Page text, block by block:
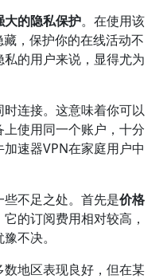
大的隐私保护。在使用该
，保护你的在线活动不
的用户来说，显得尤为
连接。这意味着你可以
使用同一个账户，十分
速器VPN在家庭用户中
不足之处。首先是价格
的订阅费用相对较高，
不决。
地区表现良好，但在某